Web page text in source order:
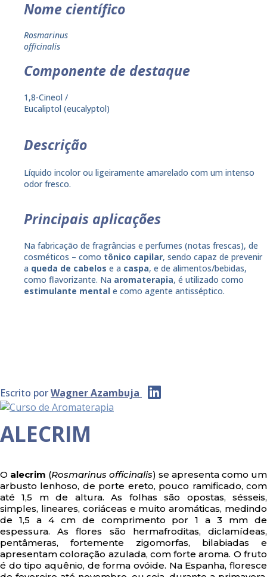
Nome científico
Rosmarinus
officinalis
Componente de destaque
1,8-Cineol /
Eucaliptol (eucalyptol)
Descrição
Líquido incolor ou ligeiramente amarelado com um intenso
odor fresco.
Principais aplicações
Na fabricação de fragrâncias e perfumes (notas frescas), de
cosméticos – como tônico capilar, sendo capaz de prevenir
a queda de cabelos e a caspa, e de alimentos/bebidas,
como flavorizante. Na aromaterapia, é utilizado como
estimulante mental e como agente antisséptico.
Escrito porWagner Azambuja
ALECRIM
O alecrim (Rosmarinus officinalis) se apresenta como um
arbusto lenhoso, de porte ereto, pouco ramificado, com
até 1,5 m de altura. As folhas são opostas, sésseis,
simples, lineares, coriáceas e muito aromáticas, medindo
de 1,5 a 4 cm de comprimento por 1 a 3 mm de
espessura. As flores são hermafroditas, diclamídeas,
pentâmeras, fortemente zigomorfas, bilabiadas e
apresentam coloração azulada, com forte aroma. O fruto
é do tipo aquênio, de forma ovóide. Na Espanha, floresce